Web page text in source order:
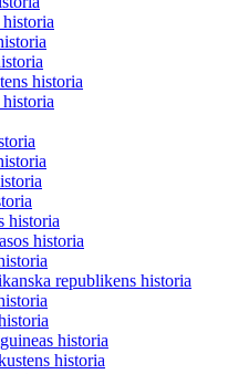
historia
historia
historia
republikens historia
historia
historia